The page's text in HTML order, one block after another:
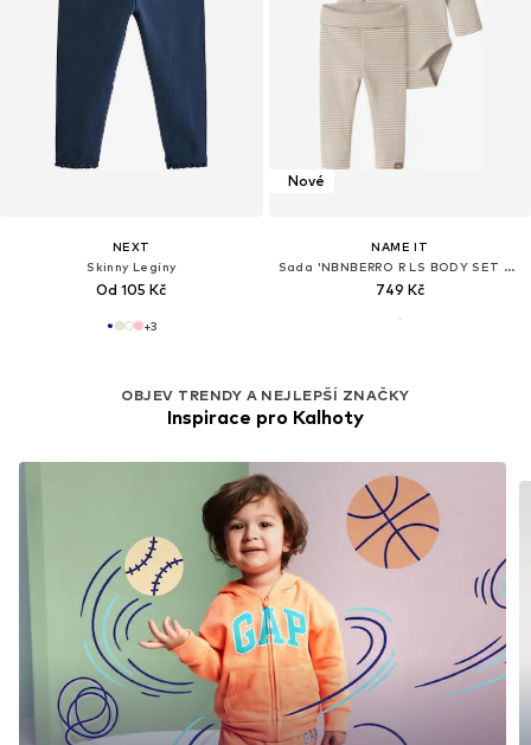
NEXT
Skinny Legíny
Od 105 Kč
+3
OBJEV TRENDY A NEJLEPŠÍ ZNAČKY
Inspirace pro Kalhoty
Nové
NAME IT
Sada 'NBNBERRO R LS BODY SET WITH HAT'
749 Kč